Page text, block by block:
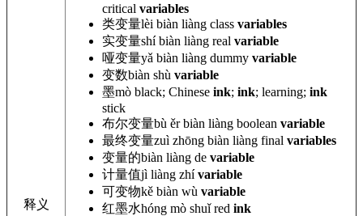
释义
critical variables
类变量lèi biàn liàng class variables
实变量shí biàn liàng real variable
哑变量yǎ biàn liàng dummy variable
变数biàn shù variable
墨mò black; Chinese ink; ink; learning; ink
stick
布尔变量bù ěr biàn liàng boolean variable
最终变量zuì zhōng biàn liàng final variables
变量的biàn liàng de variable
计量值jì liàng zhí variable
可变物kě biàn wù variable
红墨水hóng mò shuǐred ink